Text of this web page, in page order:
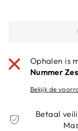
Ophalen is
Nummer
Bekijk de
Betaal